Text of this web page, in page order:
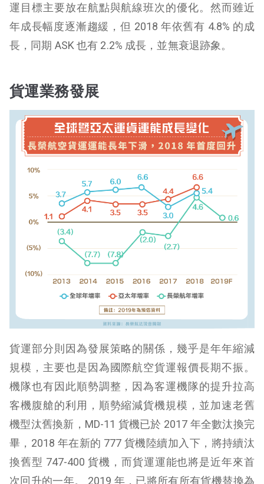
運目標主要放在航點與航線班次的優化。然而雖近
年成長幅度逐漸趨緩，但 2018 年依舊有 4.8% 的成
長，同期 ASK 也有 2.2% 成長，並無衰退跡象。
貨運業務發展
貨運部分則因為發展策略的關係，幾乎是年年縮減
規模，主要也是因為國際航空貨運報價長期不振。
機隊也有因此順勢調整，因為客運機隊的提升拉高
客機腹艙的利用，順勢縮減貨機規模，並加速老舊
機型汰舊換新，MD-11 貨機已於 2017 年全數汰換完
畢，2018 年在新的 777 貨機陸續加入下，將持續汰
換舊型 747-400 貨機，而貨運運能也將是近年來首
次回升的一年。 2019 年，已將所有所有貨機替換為